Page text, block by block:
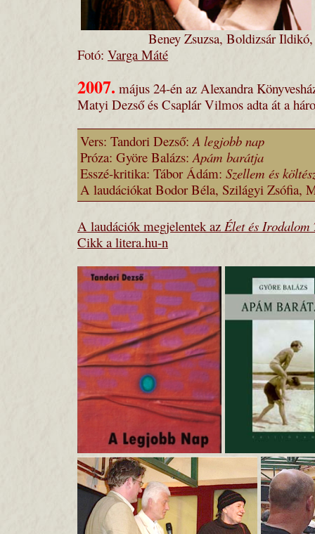
Beney Zsuzsa, Boldizsár
Fotó: Varga Máté
2007. május 24-én az Alexandra
Matyi Dezső és Csaplár Vilmos adta át a
Vers: Tandori Dezső:A legjobb nap
Próza: Györe Balázs:Apám barátja
Esszé-kritika: Tábor Ádám: Szellem és
A laudációkat Bodor Béla, Szilágyi Zsófia,
A laudációk megjelentek az Élet és Irodalom
Cikk a litera.hu-n